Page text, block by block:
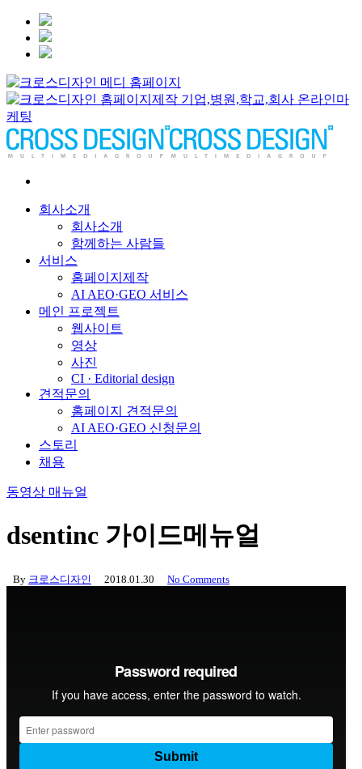
회사소개
회사소개
함께하는 사람들
서비스
홈페이지제작
AI AEO·GEO 서비스
메인 프로젝트
웹사이트
영상
사진
CI · Editorial design
견적문의
홈페이지 견적문의
AI AEO·GEO 신청문의
스토리
채용
동영상 매뉴얼
dsentinc 가이드메뉴얼
By 크로스디자인 2018.01.30 No Comments